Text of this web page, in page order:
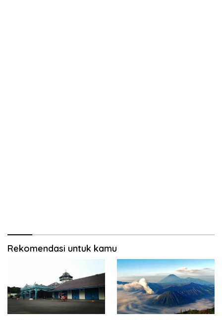
Rekomendasi untuk kamu